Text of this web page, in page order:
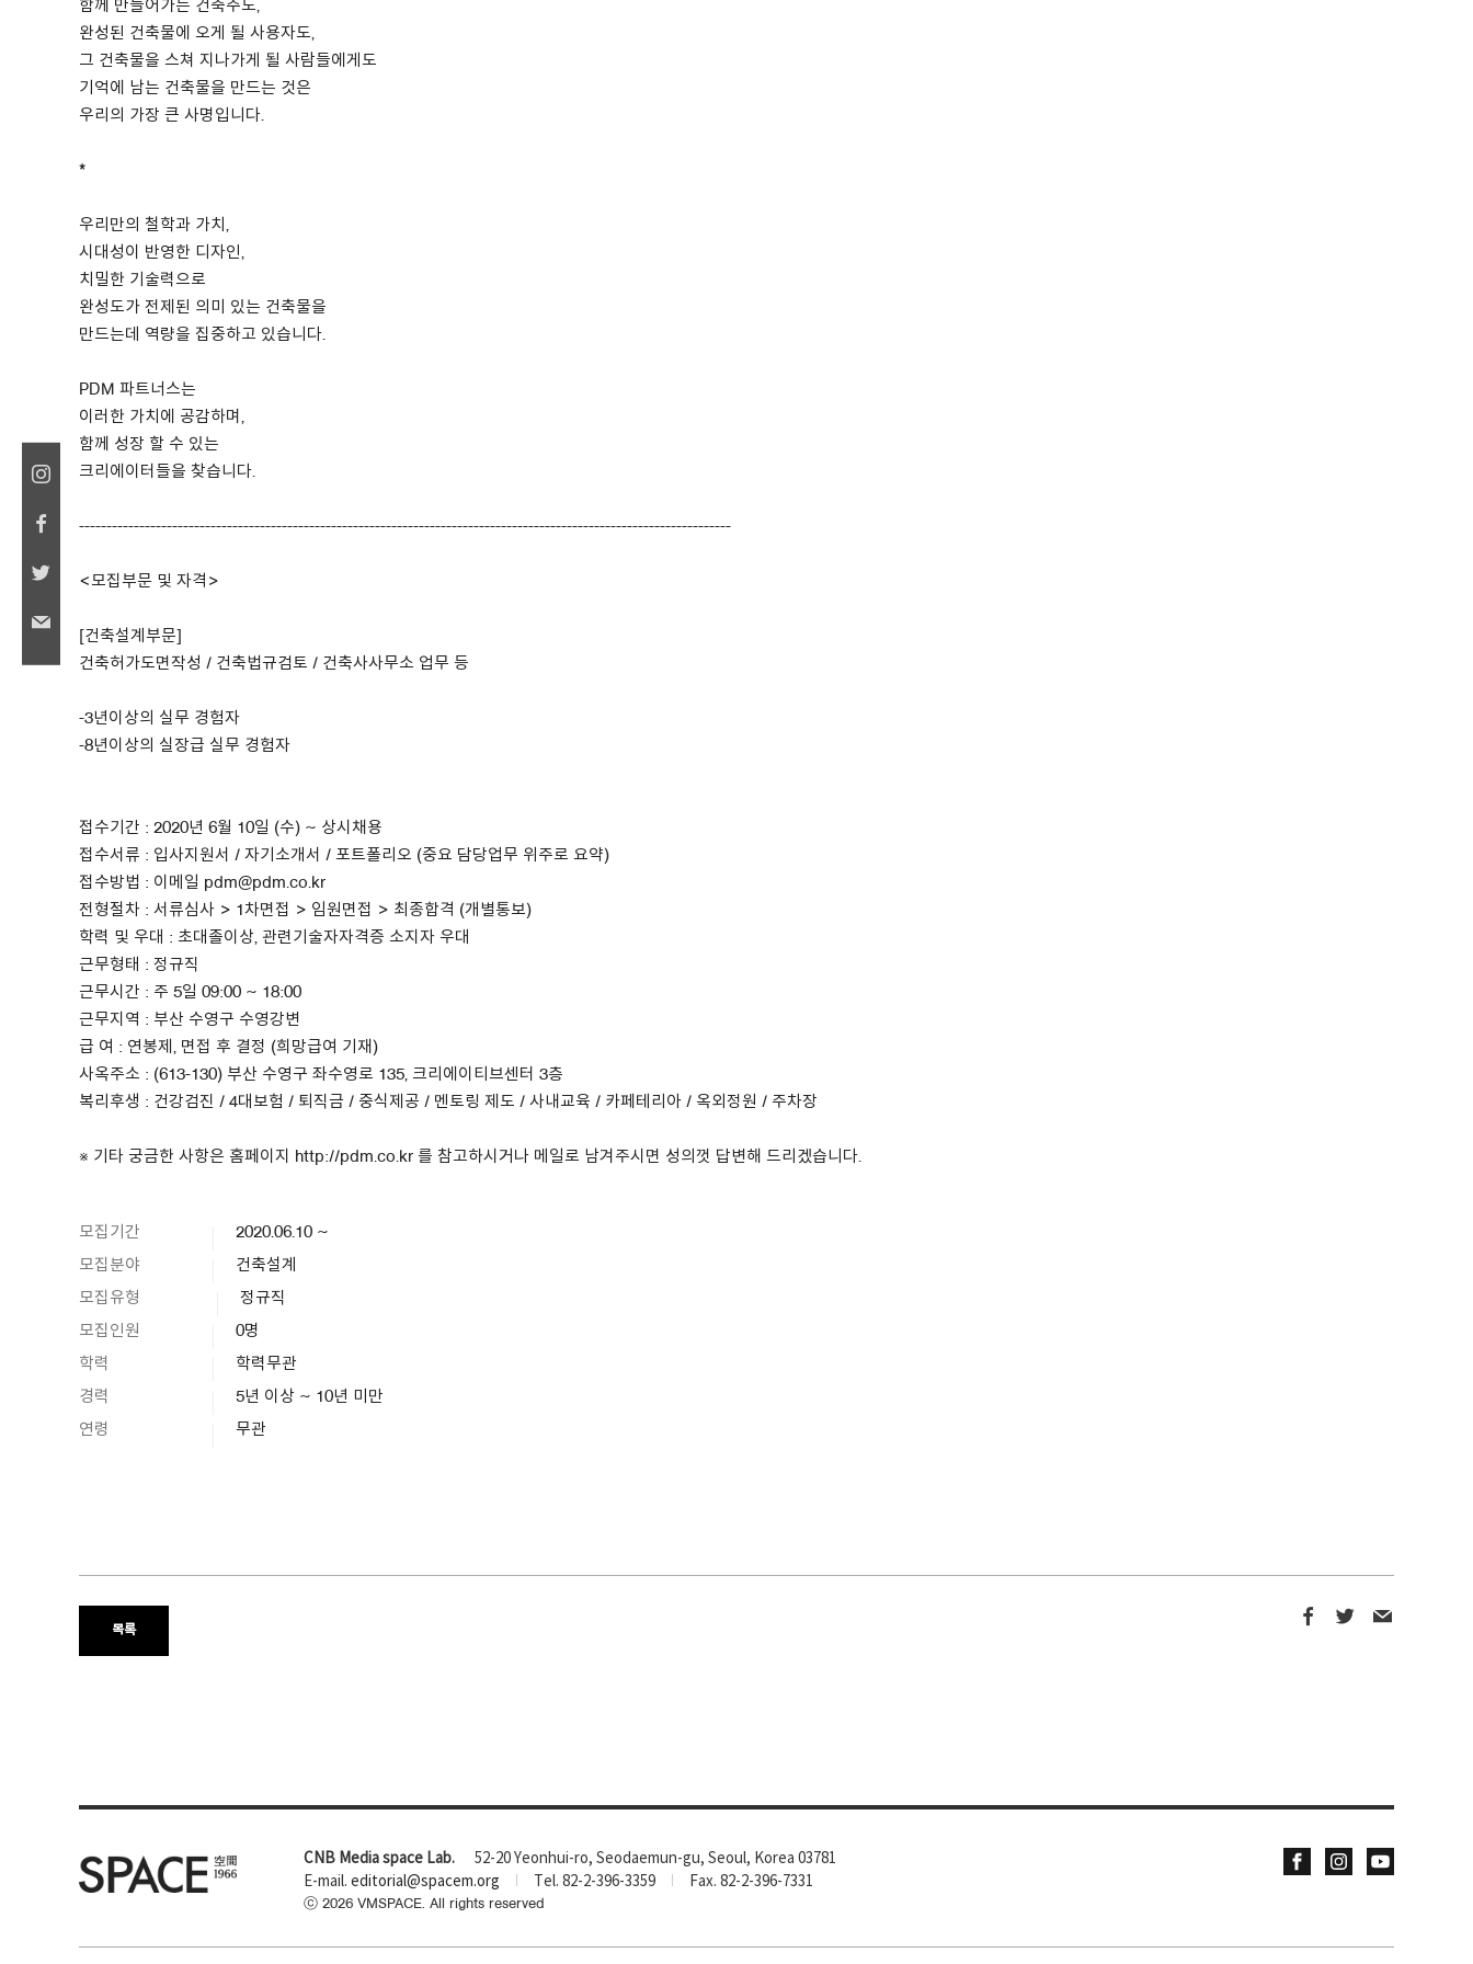
함께 만들어가는 건축주도,
완성된 건축물에 오게 될 사용자도,
그 건축물을 스쳐 지나가게 될 사람들에게도
기억에 남는 건축물을 만드는 것은
우리의 가장 큰 사명입니다.
*
우리만의 철학과 가치,
시대성이 반영한 디자인,
치밀한 기술력으로
완성도가 전제된 의미 있는 건축물을
만드는데 역량을 집중하고 있습니다.
PDM 파트너스는
이러한 가치에 공감하며,
함께 성장 할 수 있는
크리에이터들을 찾습니다.
-----------------------------------------------------------------------------------------------------------------------
<모집부문 및 자격>
[건축설계부문]
건축허가도면작성 / 건축법규검토 / 건축사사무소 업무 등
-3년이상의 실무 경험자
-8년이상의 실장급 실무 경험자
접수기간 : 2020년 6월 10일 (수) ~ 상시채용
접수서류 : 입사지원서 / 자기소개서 / 포트폴리오 (중요 담당업무 위주로 요약)
접수방법 : 이메일 pdm@pdm.co.kr
전형절차 : 서류심사 > 1차면접 > 임원면접 > 최종합격 (개별통보)
학력 및 우대 : 초대졸이상, 관련기술자자격증 소지자 우대
근무형태 : 정규직
근무시간 : 주 5일 09:00 ~ 18:00
근무지역 : 부산 수영구 수영강변
급 여 : 연봉제, 면접 후 결정 (희망급여 기재)
사옥주소 : (613-130) 부산 수영구 좌수영로 135, 크리에이티브센터 3층
복리후생 : 건강검진 / 4대보험 / 퇴직금 / 중식제공 / 멘토링 제도 / 사내교육 / 카페테리아 / 옥외정원 / 주차장
※ 기타 궁금한 사항은 홈페이지 http://pdm.co.kr 를 참고하시거나 메일로 남겨주시면 성의껏 답변해 드리겠습니다.
모집기간 2020.06.10 ~
모집분야 건축설계
모집유형 정규직
모집인원 0명
학력 학력무관
경력 5년 이상 ~ 10년 미만
연령 무관
목록
CNB Media space Lab.
52-20 Yeonhui-ro, Seodaemun-gu, Seoul, Korea 03781
E-mail. editorial@spacem.org Tel. 82-2-396-3359 Fax. 82-2-396-7331
ⓒ 2026 VMSPACE. All rights reserved